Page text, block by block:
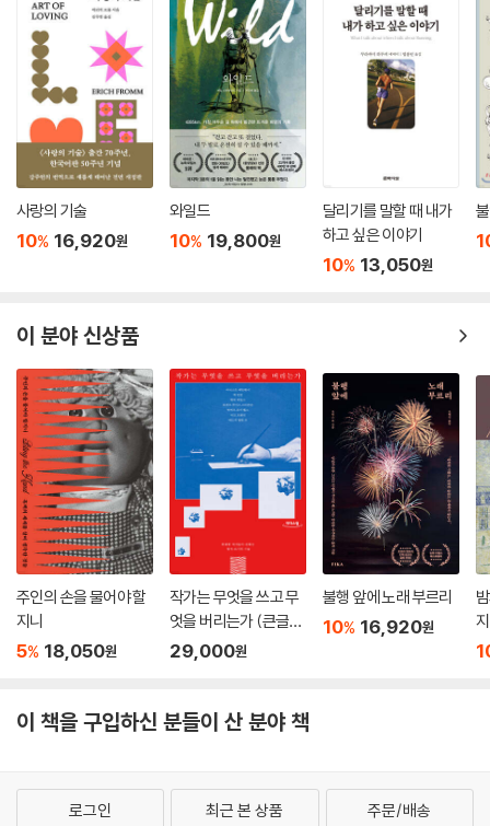
사랑의 기술
10% 16,920원
와일드
10% 19,800원
달리기를 말할 때 내가
하고 싶은 이야기
10% 13,050원
이 분야 신상품
주인의 손을 물어야 할
지니
5% 18,050원
작가는 무엇을 쓰고 무
엇을 버리는가 (큰글자
도서)
29,000원
불행 앞에 노래 부르리
10% 16,920원
지
이 책을 구입하신 분들이 산 분야 책
로그인 최근 본 상품 주문/배송